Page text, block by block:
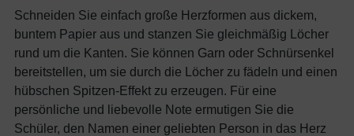
Schneiden Sie einfach große Herzformen aus dickem,
buntem Papier aus und stanzen Sie gleichmäßig Löcher
rund um die Kanten. Sie können Garn oder Schnürsenkel
bereitstellen, um sie durch die Löcher zu fädeln und einen
hübschen Spitzen-Effekt zu erzeugen. Für eine
persönliche und liebevolle Note ermutigen Sie die
Schüler, den Namen einer geliebten Person in das Herz